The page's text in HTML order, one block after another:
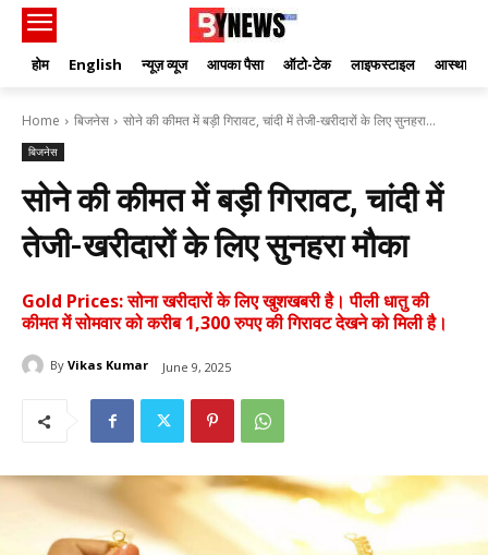
होम English न्यूज़ व्यूज आपका पैसा ऑटो-टेक लाइफस्टाइल आस्था
Home बिजनेस सोने की कीमत में बड़ी गिरावट, चांदी में तेजी-खरीदारों के लिए सुनहरा...
बिजनेस
सोने की कीमत में बड़ी गिरावट, चांदी में
तेजी-खरीदारों के लिए सुनहरा मौका
Gold Prices: सोना खरीदारों के लिए खुशखबरी है। पीली धातु की
कीमत में सोमवार को करीब 1,300 रुपए की गिरावट देखने को मिली है।
By Vikas Kumar June 9, 2025